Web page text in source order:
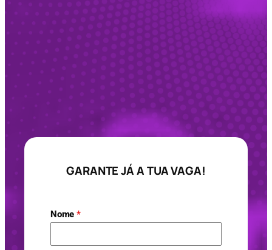
GARANTE JÁ A TUA VAGA!
Nome*